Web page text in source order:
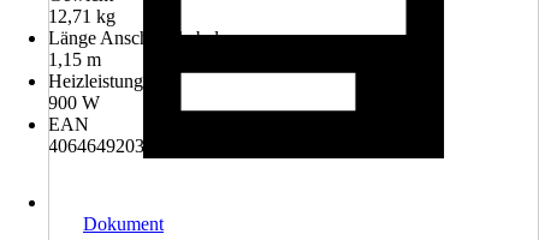
12,71 kg
Länge Anschlusskabel
1,15 m
Heizleistung
900 W
EAN
4064649203266, 4064649226371
Dokument